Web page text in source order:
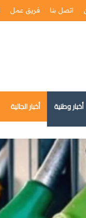
اتصل بنا فريق عمل
أخبار وطنية أخبار الجالية